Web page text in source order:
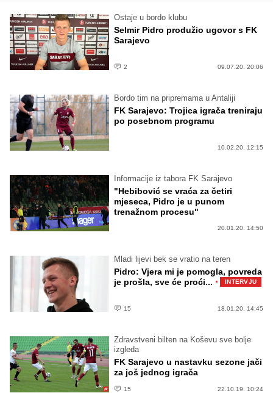
Ostaje u bordo klubu
Selmir Pidro produžio ugovor s FK
Sarajevo
2 09.07.20. 20:06
Bordo tim na pripremama u Antaliji
FK Sarajevo: Trojica igrača treniraju
po posebnom programu
10.02.20. 12:15
Informacije iz tabora FK Sarajevo
"Hebibović se vraća za četiri
mjeseca, Pidro je u punom
trenažnom procesu"
20.01.20. 14:50
Mladi lijevi bek se vratio na teren
Pidro: Vjera mi je pomogla, povreda
je prošla, sve će proći... · INTERVJU
15 18.01.20. 14:45
Zdravstveni bilten na Koševu sve bolje
izgleda
FK Sarajevo u nastavku sezone jači
za još jednog igrača
15 22.10.19. 10:24